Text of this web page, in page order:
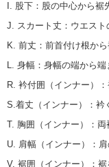
I. 股下 ： 股の中心から裾
J. スカート丈 ： ウエスト
K. 前丈 ： 前首付け根か
L. 身幅 ： 身幅の端から端
R. 衿付囲（インナー）
：
S.着丈（インナー）
： 衿
T. 胸囲（インナー）
： 両
U. 肩幅（インナー）
：
V. 裾囲（インナー）
： 裾